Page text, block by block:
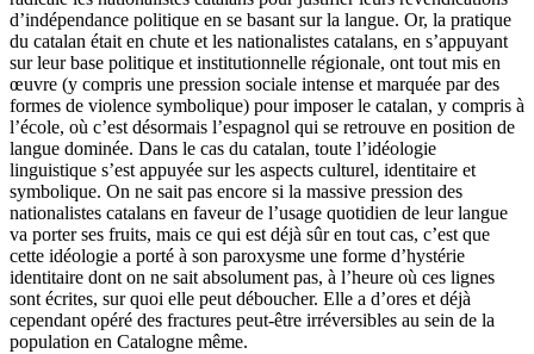
d’indépendance politique en se basant sur la langue. Or, la pratique
du catalan était en chute et les nationalistes catalans, en s’appuyant
sur leur base politique et institutionnelle régionale, ont tout mis en
œuvre (y compris une pression sociale intense et marquée par des
formes de violence symbolique) pour imposer le catalan, y compris à
l’école, où c’est désormais l’espagnol qui se retrouve en position de
langue dominée. Dans le cas du catalan, toute l’idéologie
linguistique s’est appuyée sur les aspects culturel, identitaire et
symbolique. On ne sait pas encore si la massive pression des
nationalistes catalans en faveur de l’usage quotidien de leur langue
va porter ses fruits, mais ce qui est déjà sûr en tout cas, c’est que
cette idéologie a porté à son paroxysme une forme d’hystérie
identitaire dont on ne sait absolument pas, à l’heure où ces lignes
sont écrites, sur quoi elle peut déboucher. Elle a d’ores et déjà
cependant opéré des fractures peut-être irréversibles au sein de la
population en Catalogne même.